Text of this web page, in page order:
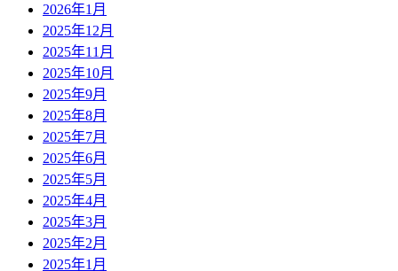
2026年1月
2025年12月
2025年11月
2025年10月
2025年9月
2025年8月
2025年7月
2025年6月
2025年5月
2025年4月
2025年3月
2025年2月
2025年1月